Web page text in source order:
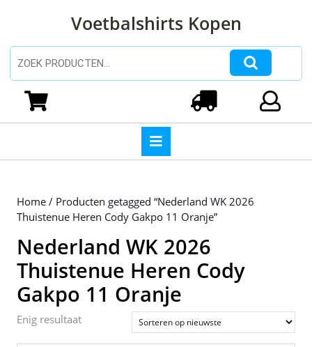
inhoud
Voetbalshirts Kopen
Zoeken naar:
Home / Producten getagged “Nederland WK 2026
Thuistenue Heren Cody Gakpo 11 Oranje”
Nederland WK 2026
Thuistenue Heren Cody
Gakpo 11 Oranje
Enig resultaat